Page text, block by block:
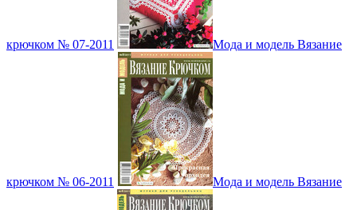
крючком № 07-2011 Мода и модель Вязание
крючком № 06-2011 Мода и модель Вязание